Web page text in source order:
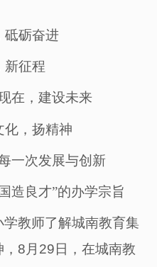
砥砺奋进
新征程
在，建设未来
化，扬精神
一次发展与创新
造良才”的办学宗旨
教师了解城南教育集
， 8月 29 日 ， 在城南教